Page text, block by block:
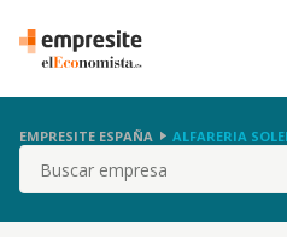
EMPRESITE ESPAÑA ALFARERIA
Buscar